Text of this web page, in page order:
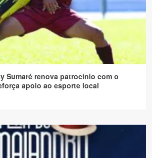
Sumaré renova patrocínio com o
apoio ao esporte local